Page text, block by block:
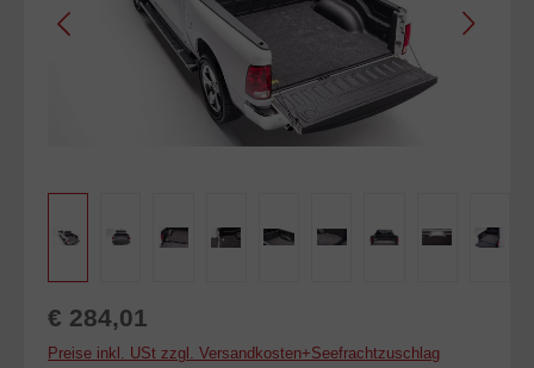
Regulärer Preis:
€ 284,01
Preise inkl. USt zzgl. Versandkosten+Seefrachtzuschlag